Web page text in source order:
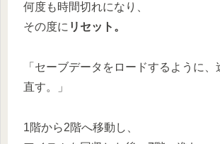
何度も時間切れになり、
その度に リセット。
「セーブデータをロードするように、
直す。」
1階から2階へ移動し、